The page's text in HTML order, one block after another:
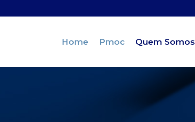
Home Pmoc Quem Somos